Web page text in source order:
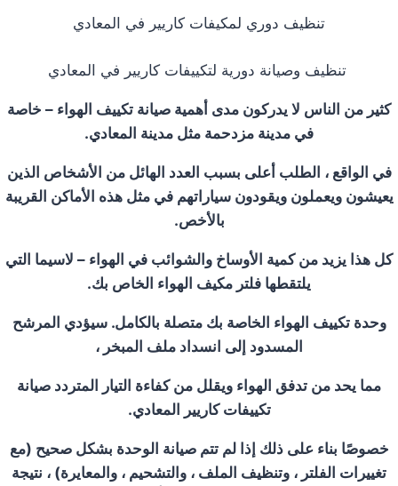
تنظيف دوري لمكيفات كاريير في المعادي
تنظيف وصيانة دورية لتكييفات كاريير في المعادي
كثير من الناس لا يدركون مدى أهمية صيانة تكييف الهواء – خاصة
في مدينة مزدحمة مثل مدينة المعادي.
في الواقع ، الطلب أعلى بسبب العدد الهائل من الأشخاص الذين
يعيشون ويعملون ويقودون سياراتهم في مثل هذه الأماكن القريبة
بالأخص.
كل هذا يزيد من كمية الأوساخ والشوائب في الهواء – لاسيما التي
يلتقطها فلتر مكيف الهواء الخاص بك.
وحدة تكييف الهواء الخاصة بك متصلة بالكامل. سيؤدي المرشح
المسدود إلى انسداد ملف المبخر ،
مما يحد من تدفق الهواء ويقلل من كفاءة التيار المتردد صيانة
تكييفات كاريير المعادي.
خصوصًا بناء على ذلك إذا لم تتم صيانة الوحدة بشكل صحيح (مع
تغييرات الفلتر ، وتنظيف الملف ، والتشحيم ، والمعايرة) ، نتيجة